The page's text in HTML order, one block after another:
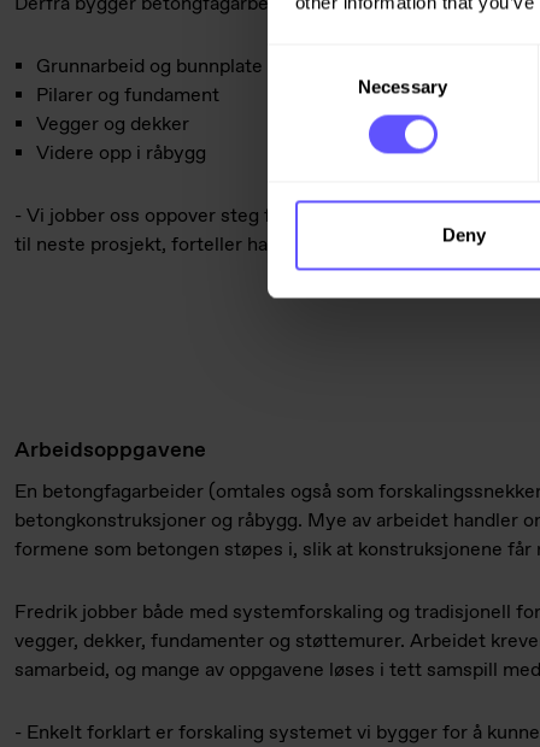
Necessary
Deny
Grunnarbeid og bunnplate
Pilarer og fundament
Vegger og dekker
Videre opp i råbygg
- Vi jobber oss oppover steg for steg til råbygget står ferdig.
til neste prosjekt, forteller han.
Arbeidsoppgavene
En betongfagarbeider (omtales også som
betongkonstruksjoner og råbygg. Mye av arbeidet handler
formene som betongen støpes i, slik at konstruksjonene
Fredrik jobber både med systemforskaling og tradisjonell
vegger, dekker, fundamenter og støttemurer. Arbeidet
samarbeid, og mange av oppgavene løses i tett samspill
- Enkelt forklart er forskaling systemet vi bygger for å